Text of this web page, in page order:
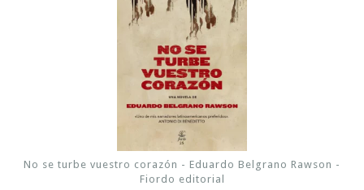
No se turbe vuestro corazón - Eduardo Belgrano Rawson -
Fiordo editorial